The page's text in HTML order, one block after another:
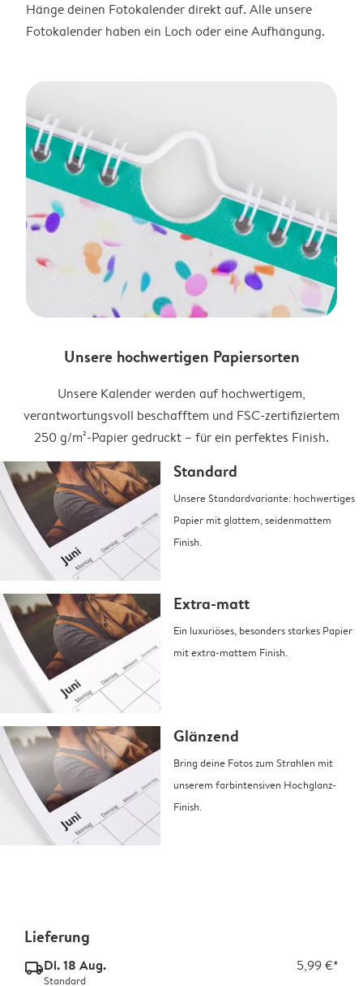
Hänge deinen Fotokalender direkt auf. Alle unsere
Fotokalender haben ein Loch oder eine Aufhängung.
Unsere hochwertigen Papiersorten
Unsere Kalender werden auf hochwertigem,
verantwortungsvoll beschafftem und FSC-zertifiziertem
250 g/m²-Papier gedruckt – für ein perfektes Finish.
Standard
Unsere Standardvariante: hochwertiges
Papier mit glattem, seidenmattem
Finish.
Extra-matt
Ein luxuriöses, besonders starkes Papier
mit extra-mattem Finish.
Glänzend
Bring deine Fotos zum Strahlen mit
unserem farbintensiven Hochglanz-
Finish.
Lieferung
delivery_standard_v2Di. 18 Aug. 5,99 €*
Standard